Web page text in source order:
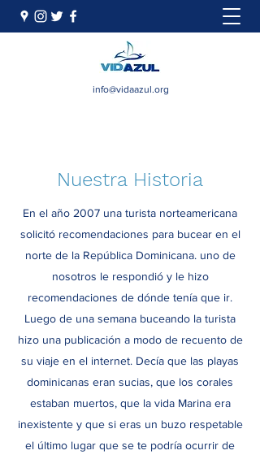
info@vidaazul.org
Nuestra Historia
En el año 2007 una turista norteamericana
solicitó recomendaciones para bucear en el
norte de la República Dominicana. uno de
nosotros le respondió y le hizo
recomendaciones de dónde tenía que ir.
Luego de una semana buceando la turista
hizo una publicación a modo de recuento de
su viaje en el internet. Decía que las playas
dominicanas eran sucias, que los corales
estaban muertos, que la vida Marina era
inexistente y que si eras un buzo respetable
el último lugar que se te podría ocurrir de